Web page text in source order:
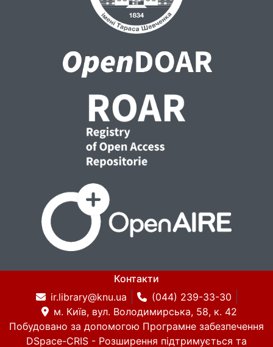
Контакти
ir.library@knu.ua
(044) 239-33-30
м. Київ, вул. Володимирська, 58, к. 42
Побудовано за допомогою Програмне забезпечення
DSpace-CRIS - Розширення підтримується та